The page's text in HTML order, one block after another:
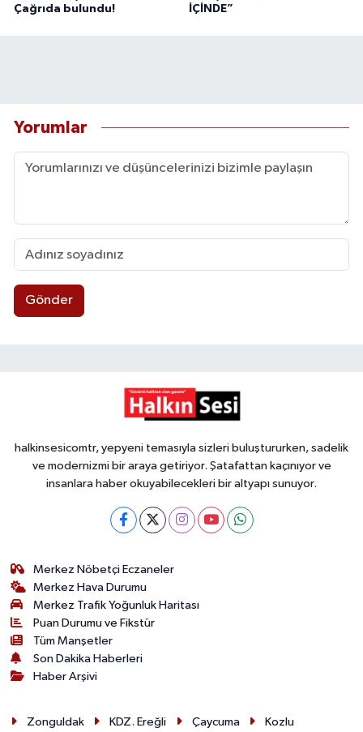
Çağrıda bulundu!
İÇİNDE”
Yorumlar
Gönder
halkinsesicomtr, yepyeni temasıyla sizleri buluştururken, sadelik
ve modernizmi bir araya getiriyor. Şatafattan kaçınıyor ve
insanlara haber okuyabilecekleri bir altyapı sunuyor.
Merkez Nöbetçi Eczaneler
Merkez Hava Durumu
Merkez Trafik Yoğunluk Haritası
Puan Durumu ve Fikstür
Tüm Manşetler
Son Dakika Haberleri
Haber Arşivi
Zonguldak KDZ. Ereğli Çaycuma Kozlu